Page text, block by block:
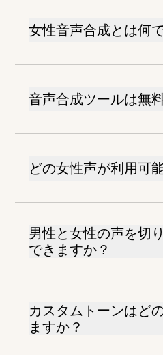
女性音声合成とは何
音声合成ツールは無
どの女性声が利用可
男性と女性の声を切
できますか？
カスタムトーンはど
ますか？